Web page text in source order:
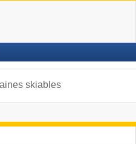
skiables